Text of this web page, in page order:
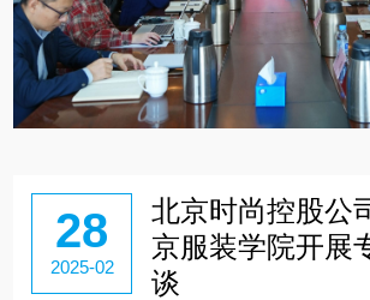
28
2025-02
北京时尚控股公
京服装学院开展
谈